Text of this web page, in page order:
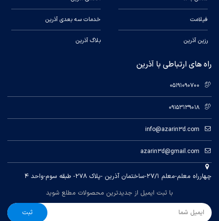
فیلامت
رزین آذرین
خدمات سه بعدی آذرین
بلاگ آذرین
راه های ارتباطی با آذرین
05191090700
09153139018
info@azarin3d.com
azarin3d@gmail.com
چهارراه معلم-معلم ۲۷/۱-ساختمان آذرین -پلاک ۲۷۸- طبقه سوم-واحد ۴
با ثبت ایمیل از جدیدترین محصولات مطلع شوید
ثبت